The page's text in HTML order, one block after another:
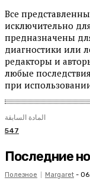
Все
исключительно
предназначены
диагностики или
редакторы и
любые
при
المادة السابقة
547
Последние
Полезное Margaret -